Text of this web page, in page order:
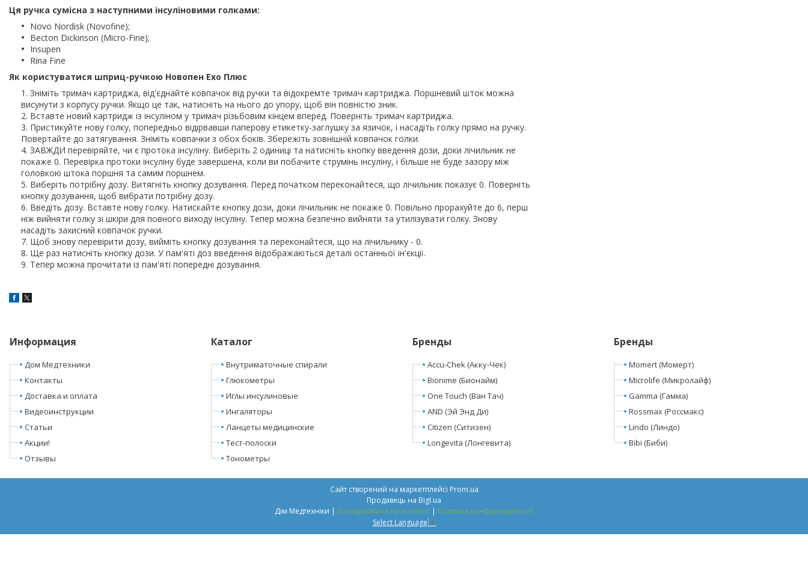
Ця ручка сумісна з наступними інсуліновими голками:
Novo Nordisk (Novofine);
Becton Dickinson (Micro-Fine);
Insupen
Rina Fine
Як користуватися шприц-ручкою Новопен Ехо Плюс
Зніміть тримач картриджа, від'єднайте ковпачок від ручки та відокремте тримач картриджа. Поршневий шток можна
висунути з корпусу ручки. Якщо це так, натисніть на нього до упору, щоб він повністю зник.
Вставте новий картридж із інсуліном у тримач різьбовим кінцем вперед. Поверніть тримач картриджа.
Пристикуйте нову голку, попередньо відірвавши паперову етикетку-заглушку за язичок, і насадіть голку прямо на ручку.
Повертайте до затягування. Зніміть ковпачки з обох боків. Збережіть зовнішній ковпачок голки.
ЗАВЖДИ перевіряйте, чи є протока інсуліну. Виберіть 2 одиниці та натисніть кнопку введення дози, доки лічильник не
покаже 0. Перевірка протоки інсуліну буде завершена, коли ви побачите струмінь інсуліну, і більше не буде зазору між
головкою штока поршня та самим поршнем.
Виберіть потрібну дозу. Витягніть кнопку дозування. Перед початком переконайтеся, що лічильник показує 0. Поверніть
кнопку дозування, щоб вибрати потрібну дозу.
Введіть дозу. Вставте нову голку. Натискайте кнопку дози, доки лічильник не покаже 0. Повільно прорахуйте до 6, перш
ніж вийняти голку зі шкіри для повного виходу інсуліну. Тепер можна безпечно вийняти та утилізувати голку. Знову
насадіть захисний ковпачок ручки.
Щоб знову перевірити дозу, вийміть кнопку дозування та переконайтеся, що на лічильнику - 0.
Ще раз натисніть кнопку дози. У пам'яті доз введення відображаються деталі останньої ін'єкції.
Тепер можна прочитати із пам'яті попередні дозування.
Информация
Дом Медтехники
Контакты
Доставка и оплата
Видеоинструкции
Статьи
Акции!
Отзывы
Каталог
Внутриматочные спирали
Глюкометры
Иглы инсулиновые
Ингаляторы
Ланцеты медицинские
Тест-полоски
Тонометры
Бренды
Accu-Chek (Акку-Чек)
Bionime (Бионайм)
One Touch (Ван Тач)
AND (Эй Энд Ди)
Citizen (Ситизен)
Longevita (Лонгевита)
Бренды
Momert (Момерт)
Microlife (Микролайф)
Gamma (Гамма)
Rossmax (Россмакс)
Lindo (Линдо)
Bibi (Биби)
Сайт створений на маркетплейсі Prom.ua
Продавець на Bigl.ua
Дім Медтехніки | Поскаржитися на контент | Політика конфіденційності
Select Language ▼